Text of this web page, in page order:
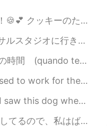
But it is my
😊💕👌👌
2020.06.23 13:41
、マイトチップマカダミア、ダブルチョコレート。最近クッキーは安く販売されていた、一...
cloak 🧙🏻‍♀️🔮 I never go to Tokyo Disneyland even th...
How much = いくらくらい (Quanto cosa) How = ど...
airline in the world, Airasia ✈️. They h...
before. So cute. He was very friendl...
お父さんはスーパーで四つの味を買いました。チョコレート、ピーナツバター、チーズとオ...